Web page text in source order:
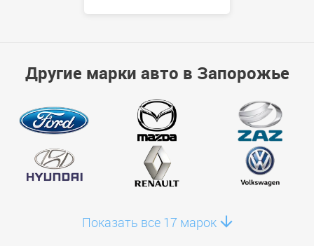
Другие марки авто в Запорожье
Показать все 17 марок